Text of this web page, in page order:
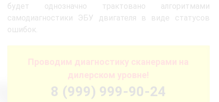
будет однозначно трактовано алгоритмами
самодиагностики ЭБУ двигателя в виде статусов
ошибок.
Проводим диагностику сканерами на
дилерском уровне!
8 (999) 999-90-24